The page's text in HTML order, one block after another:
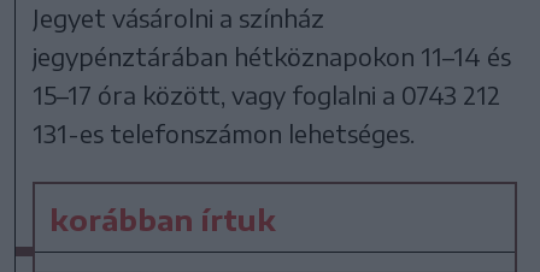
Jegyet vásárolni a színház
jegypénztárában hétköznapokon 11–14 és
15–17 óra között, vagy foglalni a 0743 212
131-es telefonszámon lehetséges.
korábban írtuk